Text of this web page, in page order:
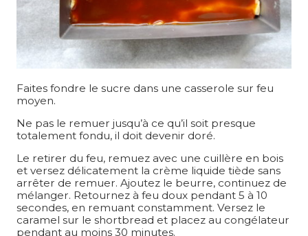
Faites fondre le sucre dans une casserole sur feu
moyen.
Ne pas le remuer jusqu’à ce qu’il soit presque
totalement fondu, il doit devenir doré.
Le retirer du feu, remuez avec une cuillère en bois
et versez délicatement la crème liquide tiède sans
arrêter de remuer. Ajoutez le beurre, continuez de
mélanger. Retournez à feu doux pendant 5 à 10
secondes, en remuant constamment. Versez le
caramel sur le shortbread et placez au congélateur
pendant au moins 30 minutes.